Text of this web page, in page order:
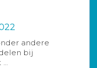
andere
bij